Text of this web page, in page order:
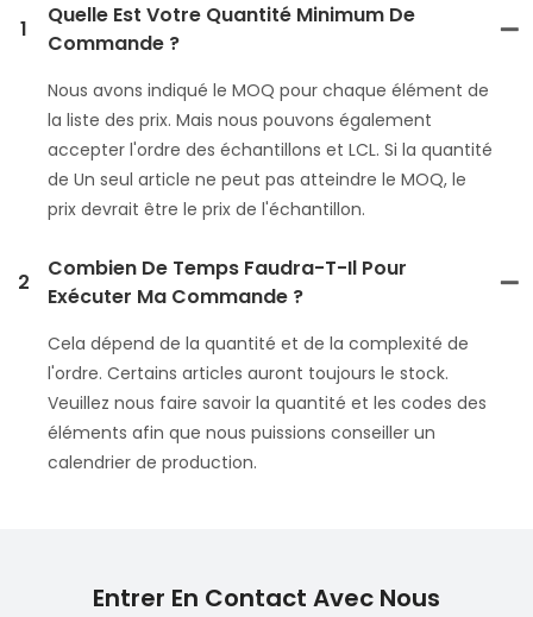
1
Quelle Est Votre Quantité Minimum De
Commande ?
Nous avons indiqué le MOQ pour chaque élément de
la liste des prix. Mais nous pouvons également
accepter l'ordre des échantillons et LCL. Si la quantité
de Un seul article ne peut pas atteindre le MOQ, le
prix devrait être le prix de l'échantillon.
2
Combien De Temps Faudra-T-Il Pour
Exécuter Ma Commande ?
Cela dépend de la quantité et de la complexité de
l'ordre. Certains articles auront toujours le stock.
Veuillez nous faire savoir la quantité et les codes des
éléments afin que nous puissions conseiller un
calendrier de production.
Entrer En Contact Avec Nous